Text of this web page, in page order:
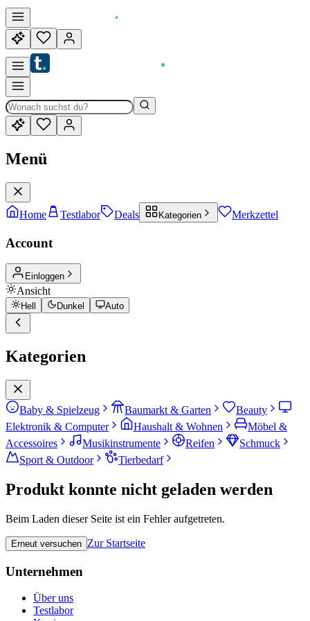
Menü
Home Testlabor Deals Kategorien Merkzettel
Account
Einloggen
Ansicht
Hell Dunkel Auto
Kategorien
Baby & Spielzeug Baumarkt & Garten
Beauty
Elektronik & Computer
Haushalt & Wohnen
Möbel &
Accessoires
Musikinstrumente Reifen
Schmuck
Sport & Outdoor
Tierbedarf
Produkt konnte nicht geladen werden
Beim Laden dieser Seite ist ein Fehler aufgetreten.
Erneut versuchen Zur Startseite
Unternehmen
Über uns
Testlabor